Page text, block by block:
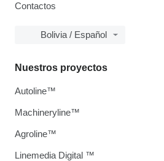
Contactos
Bolivia / Español
Nuestros proyectos
Autoline™
Machineryline™
Agroline™
Linemedia Digital ™